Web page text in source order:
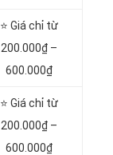
⭐ Giá chỉ từ
200.000₫ –
600.000₫
⭐ Giá chỉ từ
200.000₫ –
600.000₫